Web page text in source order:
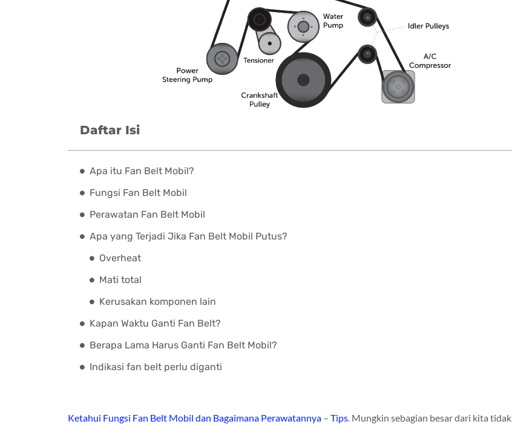
Daftar Isi
Apa itu Fan Belt Mobil?
Fungsi Fan Belt Mobil
Perawatan Fan Belt Mobil
Apa yang Terjadi Jika Fan Belt Mobil Putus?
Overheat
Mati total
Kerusakan komponen lain
Kapan Waktu Ganti Fan Belt?
Berapa Lama Harus Ganti Fan Belt Mobil?
Indikasi fan belt perlu diganti
Ketahui Fungsi Fan Belt Mobil dan Bagaimana Perawatannya – Tips. Mungkin sebagian besar dari kita tidak